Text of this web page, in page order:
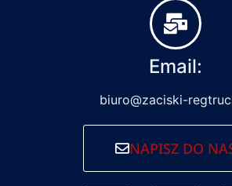
Email:
biuro@zaciski-
NAPISZ DO